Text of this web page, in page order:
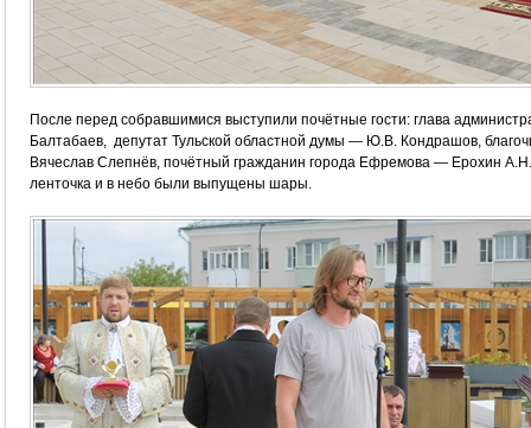
После перед собравшимися выступили почётные гости: глава
Балтабаев, депутат Тульской областной думы — Ю.В. Кондрашов,
Вячеслав Слепнёв, почётный гражданин города Ефремова — Ерохин
ленточка и в небо были выпущены шары.